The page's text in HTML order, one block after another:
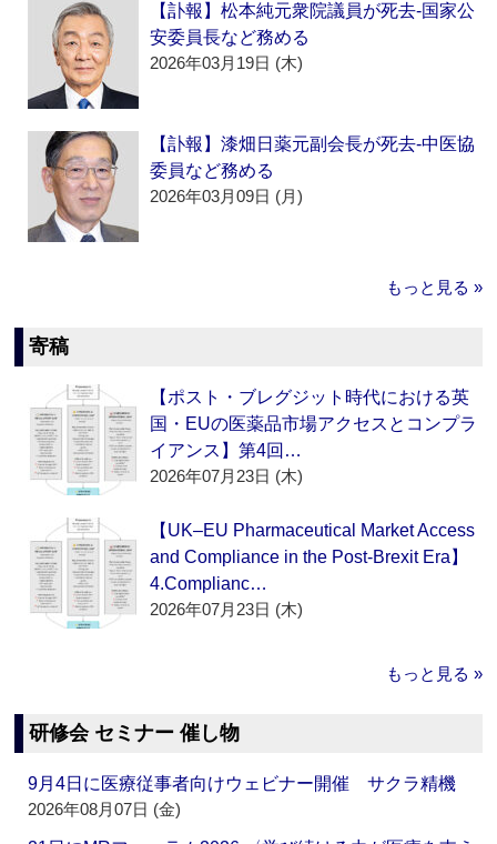
【訃報】松本純元衆院議員が死去‐国家公
安委員長など務める
2026年03月19日 (木)
【訃報】漆畑日薬元副会長が死去‐中医協
委員など務める
2026年03月09日 (月)
もっと見る »
寄稿
【ポスト・ブレグジット時代における英
国・EUの医薬品市場アクセスとコンプラ
イアンス】第4回…
2026年07月23日 (木)
【UK–EU Pharmaceutical Market Access
and Compliance in the Post-Brexit Era】
4.Complianc…
2026年07月23日 (木)
もっと見る »
研修会 セミナー 催し物
9月4日に医療従事者向けウェビナー開催 サクラ精機
2026年08月07日 (金)